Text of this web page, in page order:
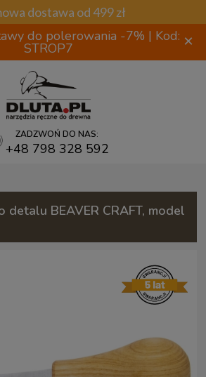
dostawa od 499 zł
do polerowania -7% | Kod:
STROP7 ×
ZADZWOŃ DO NAS:
+48 798 328 592
detalu BEAVER CRAFT, model